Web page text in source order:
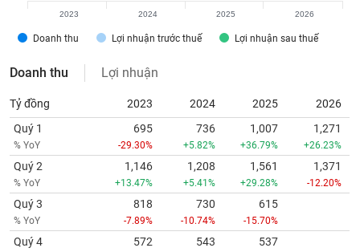
Doanh thu Lợi nhuận trước thuế Lợi nhuận sau thuế
2023 2024 2025 2026
Doanh thu Lợi nhuận
Tỷ đồng 2023 2024 2025
2026
Quý 1
% YoY
695
-29.30%
736
+5.82%
1,007
+36.79%
1,271
+26.23%
Quý 2
% YoY
1,146
+13.47%
1,208
+5.41%
1,561
+29.28%
1,371
-12.20%
Quý 3
% YoY
818
-7.89%
730
-10.74%
615
-15.70%
Quý 4 572 543 537